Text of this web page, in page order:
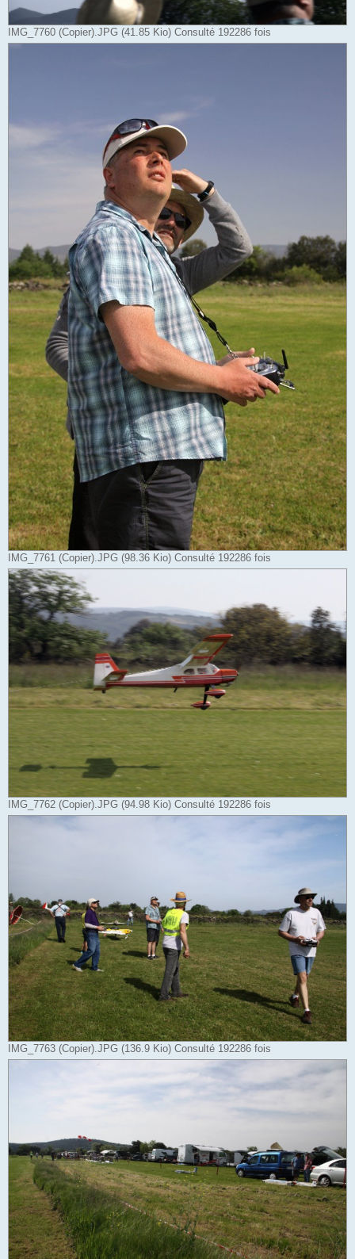
IMG_7760 (Copier).JPG (41.85 Kio) Consulté 192286 fois
IMG_7761 (Copier).JPG (98.36 Kio) Consulté 192286 fois
IMG_7762 (Copier).JPG (94.98 Kio) Consulté 192286 fois
IMG_7763 (Copier).JPG (136.9 Kio) Consulté 192286 fois